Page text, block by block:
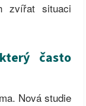
zvířat situaci
často
Nová studie